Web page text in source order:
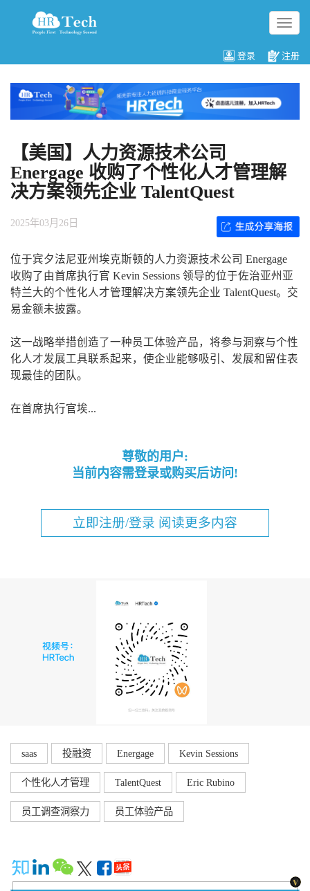
切
换
航
登录 注册
【美国】人力资源技术公司
Energage 收购了个性化人才管理解
决方案领先企业 TalentQuest
2025年03月26日
位于宾夕法尼亚州埃克斯顿的人力资源技术公司 Energage
收购了由首席执行官 Kevin Sessions 领导的位于佐治亚州亚
特兰大的个性化人才管理解决方案领先企业 TalentQuest。交
易金额未披露。
这一战略举措创造了一种员工体验产品，将参与洞察与个性
化人才发展工具联系起来，使企业能够吸引、发展和留住表
现最佳的团队。
在首席执行官埃...
尊敬的用户:
当前内容需登录或购买后访问!
立即注册/登录 阅读更多内容
saas 投融资 Energage Kevin Sessions
个性化人才管理 TalentQuest Eric Rubino
员工调查洞察力 员工体验产品